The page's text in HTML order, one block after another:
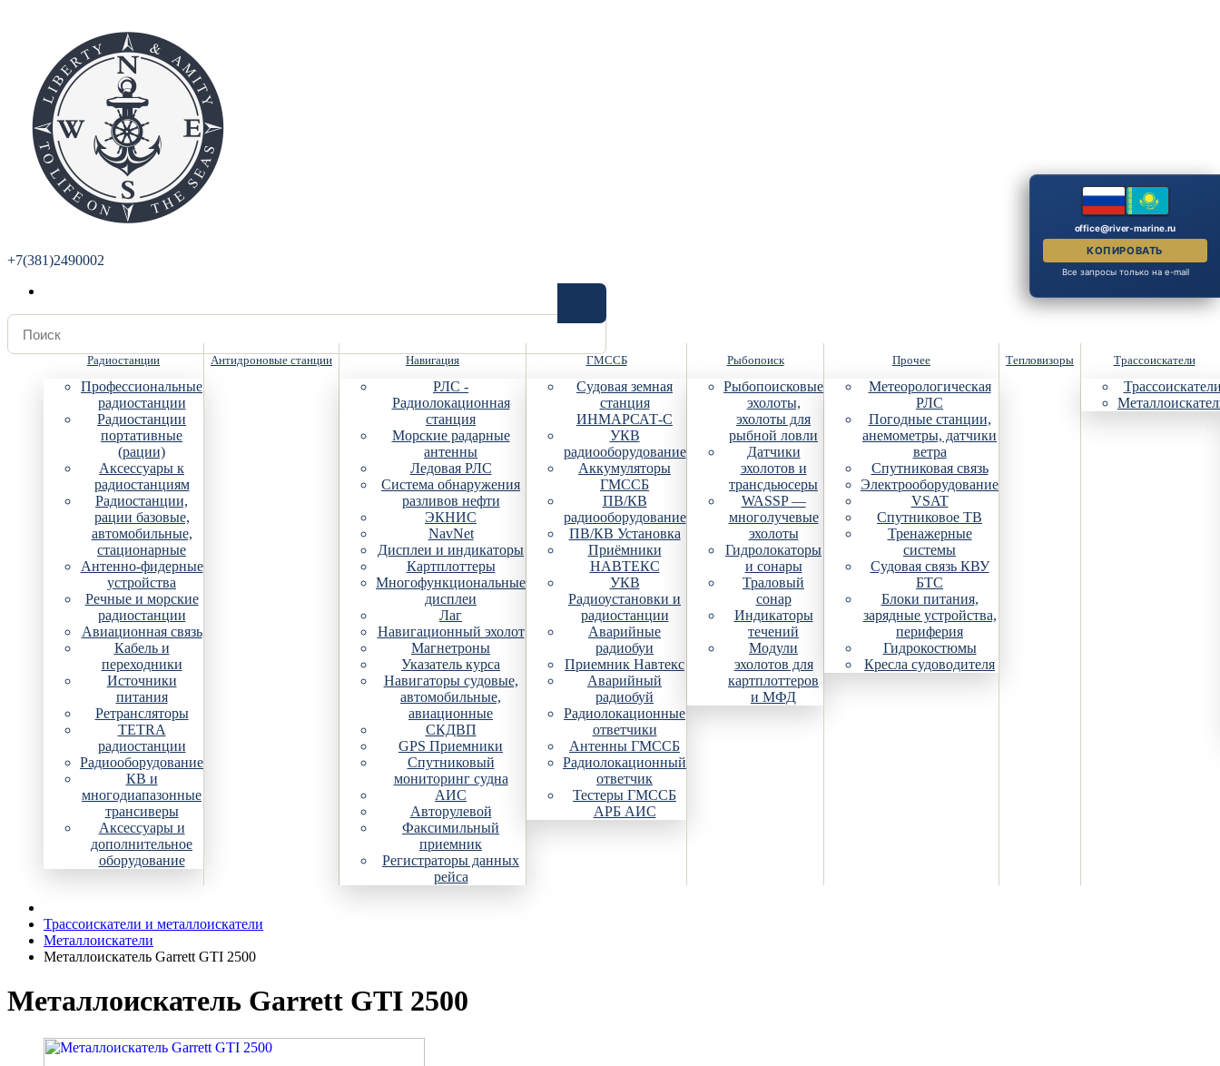
+7(381)2490002
Радиостанции
Профессиональные
радиостанции
Радиостанции
портативные
(рации)
Аксессуары к
радиостанциям
Радиостанции,
рации базовые,
автомобильные,
стационарные
Антенно-фидерные
устройства
Речные и морские
радиостанции
Авиационная связь
Кабель и
переходники
Источники
питания
Ретрансляторы
TETRA
радиостанции
Радиооборудование
КВ и
многодиапазонные
трансиверы
Аксессуары и
дополнительное
оборудование
Антидроновые станции Навигация
РЛС -
Радиолокационная
станция
Морские радарные
антенны
Ледовая РЛС
Система обнаружения
разливов нефти
ЭКНИС
NavNet
Дисплеи и индикаторы
Картплоттеры
Многофункциональные
дисплеи
Лаг
Навигационный эхолот
Магнетроны
Указатель курса
Навигаторы судовые,
автомобильные,
авиационные
СКДВП
GPS Приемники
Спутниковый
мониторинг судна
АИС
Авторулевой
Факсимильный
приемник
Регистраторы данных
рейса
ГМССБ
Судовая земная
станция
ИНМАРСАТ-С
УКВ
радиооборудование
Аккумуляторы
ГМССБ
ПВ/КВ
радиооборудование
ПВ/КВ Установка
Приёмники
НАВТЕКС
УКВ
Радиоустановки и
радиостанции
Аварийные
радиобуи
Приемник Навтекс
Аварийный
радиобуй
Радиолокационные
ответчики
Антенны ГМССБ
Радиолокационный
ответчик
Тестеры ГМССБ
АРБ АИС
Рыбопоиск
Рыбопоисковые
эхолоты,
эхолоты для
рыбной ловли
Датчики
эхолотов и
трансдьюсеры
WASSP —
многолучевые
эхолоты
Гидролокаторы
и сонары
Траловый
сонар
Индикаторы
течений
Модули
эхолотов для
картплоттеров
и МФД
Прочее
Метеорологическая
РЛС
Погодные станции,
анемометры, датчики
ветра
Спутниковая связь
Электрооборудование
VSAT
Спутниковое ТВ
Тренажерные
системы
Судовая связь КВУ
БТС
Блоки питания,
зарядные устройства,
периферия
Гидрокостюмы
Кресла судоводителя
Тепловизоры Трассоискатели
Трассоискатели и металлоискатели
Металлоискатели
Металлоискатель Garrett GTI 2500
Металлоискатель Garrett GTI 2500
office@river-marine.ru
КОПИРОВАТЬ
Все запросы только на e-mail